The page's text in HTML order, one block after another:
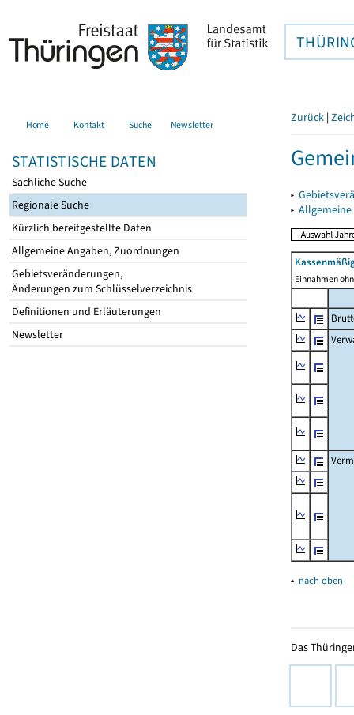
Home Kontakt Suche Newsletter
STATISTISCHE DATEN
Sachliche Suche
Regionale Suche
Kürzlich bereitgestellte Daten
Allgemeine Angaben, Zuordnungen
Gebietsveränderungen,
Änderungen zum Schlüsselverzeichnis
Definitionen und Erläuterungen
Newsletter
Zurück |
▸
▸
Einnahmen
▴ nach oben
Das